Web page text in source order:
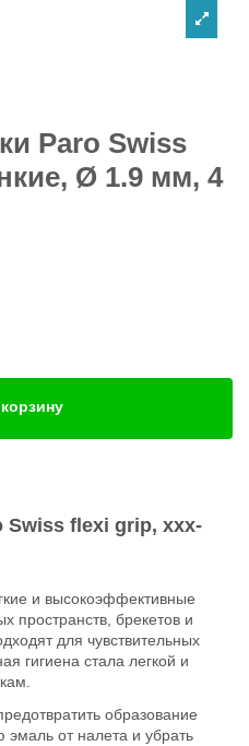
Paro Swiss
Ø 1.9 мм, 4
Swiss flexi grip, xxx-
и высокоэффективные
пространств, брекетов и
для чувствительных
гигиена стала легкой и
образование
эмаль от налета и убрать